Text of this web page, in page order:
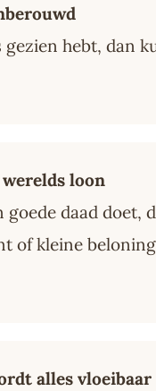
gezien hebt, dan
loon
goede daad doet,
of kleine
alles vloeibaar